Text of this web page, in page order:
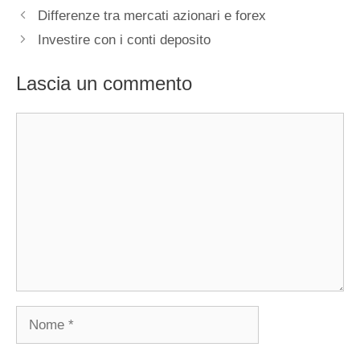
Differenze tra mercati azionari e forex
Investire con i conti deposito
Lascia un commento
Nome